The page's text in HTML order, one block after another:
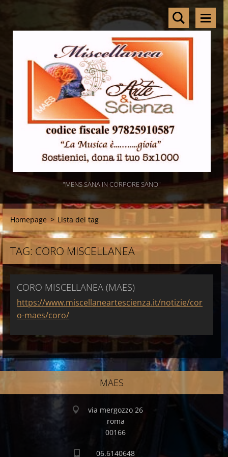
"MENS SANA IN CORPORE SANO"
Homepage > Lista dei tag
TAG: CORO MISCELLANEA
CORO MISCELLANEA (MAES)
https://www.miscellaneartescienza.it/notizie/cor
o-maes/coro/
MAES
via mergozzo 26
roma
00166
06.6140648